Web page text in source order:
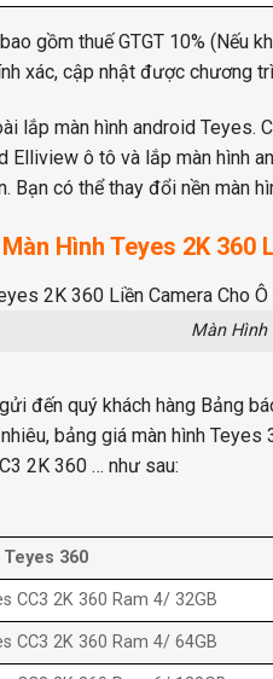
gồm thuế GTGT 10% (Nếu
xác, cập nhật được chương
lắp màn hình android
Elliview ô tô và lắp màn hình
Bạn có thể thay đổi nền màn
Hình Teyes 2K 360
Màn Hình
đến quý khách hàng Bảng
bảng giá màn hình
2K 360 … như sau:
360
CC3 2K 360 Ram 4/ 32GB
CC3 2K 360 Ram 4/ 64GB